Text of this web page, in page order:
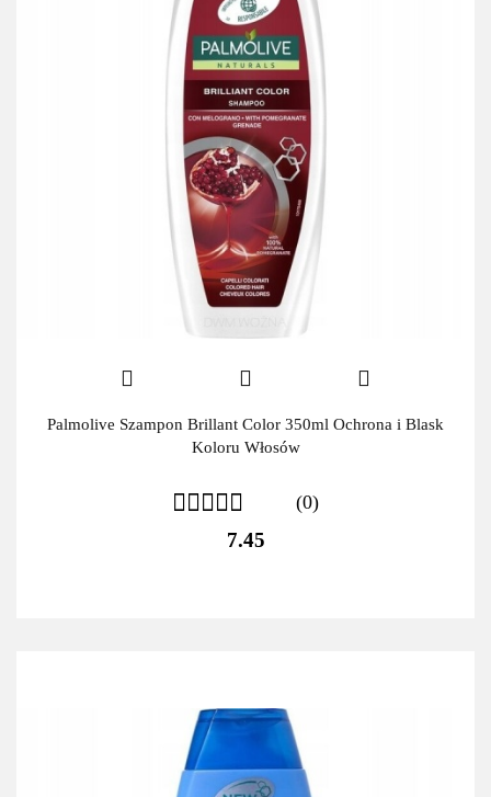
Palmolive Szampon Brillant Color 350ml Ochrona i Blask
Koloru Włosów
(0)
7.45